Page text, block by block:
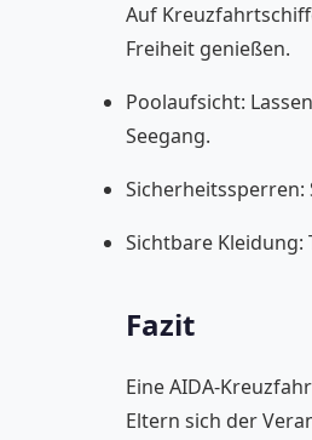
Auf
Freiheit genießen.
Poolaufsicht:
Seegang.
Sicherheitssperren:
Sichtbare
Fazit
Eine AIDA-
Eltern sich der